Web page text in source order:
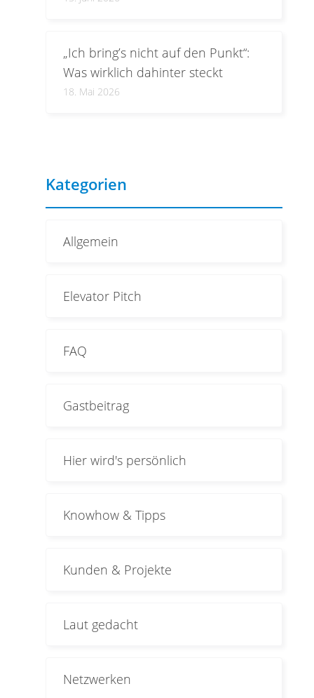
„Ich bring’s nicht auf den Punkt“:
Was wirklich dahinter steckt
18. Mai 2026
Kategorien
Allgemein
Elevator Pitch
FAQ
Gastbeitrag
Hier wird's persönlich
Knowhow & Tipps
Kunden & Projekte
Laut gedacht
Netzwerken